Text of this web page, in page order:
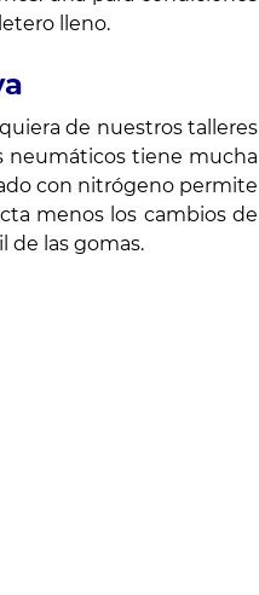
lleno.
de nuestros talleres
neumáticos tiene mucha
con nitrógeno permite
menos los cambios de
de las gomas.